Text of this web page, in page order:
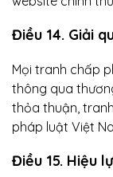
Điều 14. Giải
Mọi tranh chấp
thông qua
thỏa thuận,
pháp luật Việt
Điều 15. Hiệu